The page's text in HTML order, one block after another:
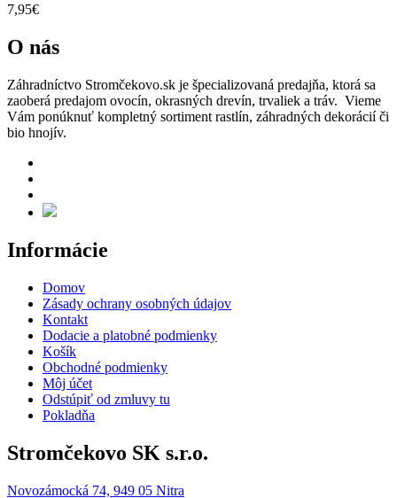
7,95€
O nás
Záhradníctvo Stromčekovo.sk je špecializovaná predajňa, ktorá sa
zaoberá predajom ovocín, okrasných drevín, trvaliek a tráv. Vieme
Vám ponúknuť kompletný sortiment rastlín, záhradných dekorácií či
bio hnojív.
Informácie
Domov
Zásady ochrany osobných údajov
Kontakt
Dodacie a platobné podmienky
Košík
Obchodné podmienky
Môj účet
Odstúpiť od zmluvy tu
Pokladňa
Stromčekovo SK s.r.o.
Novozámocká 74, 949 05 Nitra